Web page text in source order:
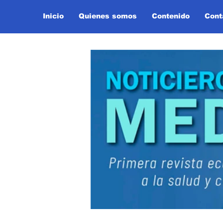
Inicio Quienes somos Contenido